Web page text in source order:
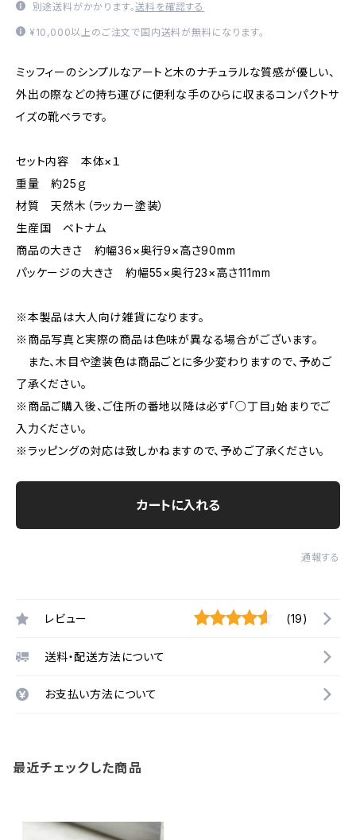
別途送料がかかります。送料を確認する
¥10,000以上のご注文で国内送料が無料になります。
ミッフィーのシンプルなアートと木のナチュラルな質感が優しい、
外出の際などの持ち運びに便利な手のひらに収まるコンパクトサ
イズの靴ベラです。
セット内容 本体×１
重量 約25ｇ
材質 天然木（ラッカー塗装）
生産国 ベトナム
商品の大きさ 約幅36×奥行9×高さ90mm
パッケージの大きさ 約幅55×奥行23×高さ111mm
※本製品は大人向け雑貨になります。
※商品写真と実際の商品は色味が異なる場合がございます。
また、木目や塗装色は商品ごとに多少変わりますので、予めご
了承ください。
※商品ご購入後、ご住所の番地以降は必ず「○丁目」始まりでご
入力ください。
※ラッピングの対応は致しかねますので、予めご了承ください。
カートに入れる
通報する
レビュー (19)
送料・配送方法について
お支払い方法について
最近チェックした商品